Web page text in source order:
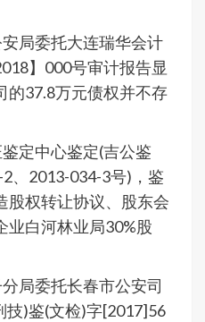
局委托大连瑞华会计
】000号审计报告显
的37.8万元债权并不存
定中心鉴定(吉公鉴
、2013-034-3号)，鉴
股权转让协议、股东会
业白河林业局30%股
局委托长春市公安司
技)鉴(文检)字[2017]56